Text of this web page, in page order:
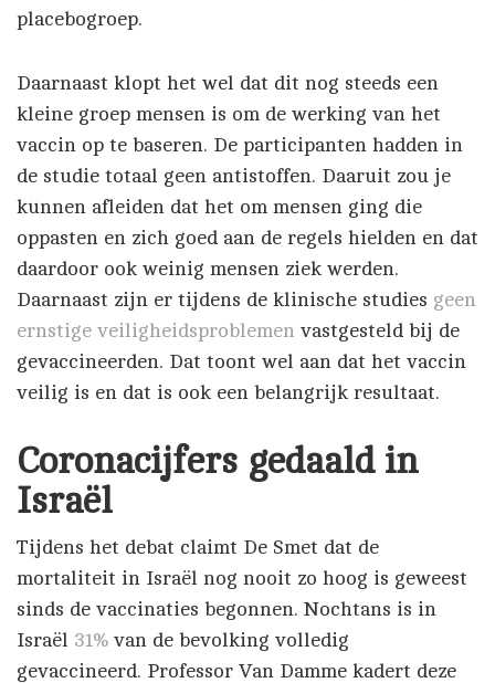
placebogroep.
Daarnaast klopt het wel dat dit nog steeds een
kleine groep mensen is om de werking van het
vaccin op te baseren. De participanten hadden in
de studie totaal geen antistoffen. Daaruit zou je
kunnen afleiden dat het om mensen ging die
oppasten en zich goed aan de regels hielden en dat
daardoor ook weinig mensen ziek werden.
Daarnaast zijn er tijdens de klinische studies geen
ernstige veiligheidsproblemen vastgesteld bij de
gevaccineerden. Dat toont wel aan dat het vaccin
veilig is en dat is ook een belangrijk resultaat.
Coronacijfers gedaald in
Israël
Tijdens het debat claimt De Smet dat de
mortaliteit in Israël nog nooit zo hoog is geweest
sinds de vaccinaties begonnen. Nochtans is in
Israël 31% van de bevolking volledig
gevaccineerd. Professor Van Damme kadert deze